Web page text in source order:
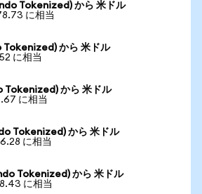
Tokenized) から 米ドル
に相当
Tokenized) から 米ドル
に相当
Tokenized) から 米ドル
に相当
Tokenized) から 米ドル
に相当
Tokenized) から 米ドル
に相当